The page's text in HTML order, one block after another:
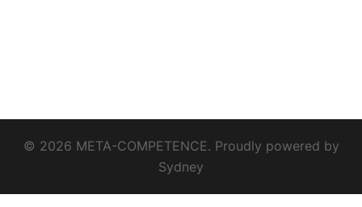
© 2026 META-COMPETENCE. Proudly powered by
Sydney